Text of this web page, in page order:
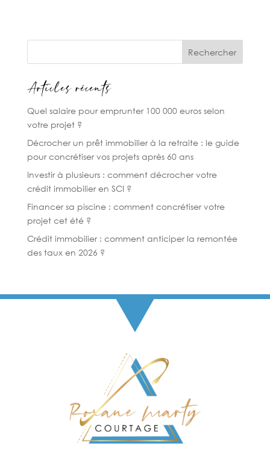
Rechercher
Articles récents
Quel salaire pour emprunter 100 000 euros selon
votre projet ?
Décrocher un prêt immobilier à la retraite : le guide
pour concrétiser vos projets après 60 ans
Investir à plusieurs : comment décrocher votre
crédit immobilier en SCI ?
Financer sa piscine : comment concrétiser votre
projet cet été ?
Crédit immobilier : comment anticiper la remontée
des taux en 2026 ?